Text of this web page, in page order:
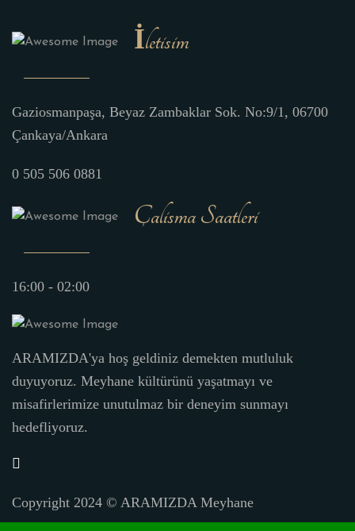
İletisim
Gaziosmanpaşa, Beyaz Zambaklar Sok. No:9/1, 06700
Çankaya/Ankara
0 505 506 0881
ARAMIZDA'ya hoş geldiniz demekten mutluluk
duyuyoruz. Meyhane kültürünü yaşatmayı ve
misafirlerimize unutulmaz bir deneyim sunmayı
hedefliyoruz.
Copyright 2024 © ARAMIZDA Meyhane
Çalisma Saatleri
16:00 - 02:00